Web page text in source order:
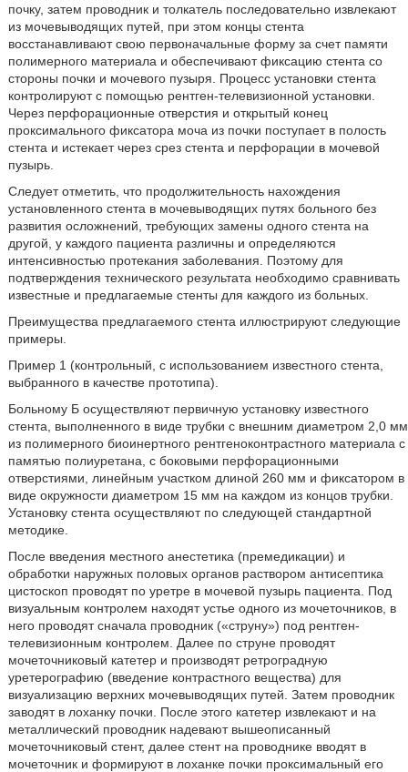
почку, затем проводник и толкатель последовательно извлекают
из мочевыводящих путей, при этом концы стента
восстанавливают свою первоначальные форму за счет памяти
полимерного материала и обеспечивают фиксацию стента со
стороны почки и мочевого пузыря. Процесс установки стента
контролируют с помощью рентген-телевизионной установки.
Через перфорационные отверстия и открытый конец
проксимального фиксатора моча из почки поступает в полость
стента и истекает через срез стента и перфорации в мочевой
пузырь.
Следует отметить, что продолжительность нахождения
установленного стента в мочевыводящих путях больного без
развития осложнений, требующих замены одного стента на
другой, у каждого пациента различны и определяются
интенсивностью протекания заболевания. Поэтому для
подтверждения технического результата необходимо сравнивать
известные и предлагаемые стенты для каждого из больных.
Преимущества предлагаемого стента иллюстрируют следующие
примеры.
Пример 1 (контрольный, с использованием известного стента,
выбранного в качестве прототипа).
Больному Б осуществляют первичную установку известного
стента, выполненного в виде трубки с внешним диаметром 2,0 мм
из полимерного биоинертного рентгеноконтрастного материала с
памятью полиуретана, с боковыми перфорационными
отверстиями, линейным участком длиной 260 мм и фиксатором в
виде окружности диаметром 15 мм на каждом из концов трубки.
Установку стента осуществляют по следующей стандартной
методике.
После введения местного анестетика (премедикации) и
обработки наружных половых органов раствором антисептика
цистоскоп проводят по уретре в мочевой пузырь пациента. Под
визуальным контролем находят устье одного из мочеточников, в
него проводят сначала проводник («струну») под рентген-
телевизионным контролем. Далее по струне проводят
мочеточниковый катетер и производят ретроградную
уретерографию (введение контрастного вещества) для
визуализацию верхних мочевыводящих путей. Затем проводник
заводят в лоханку почки. После этого катетер извлекают и на
металлический проводник надевают вышеописанный
мочеточниковый стент, далее стент на проводнике вводят в
мочеточник и формируют в лоханке почки проксимальный его